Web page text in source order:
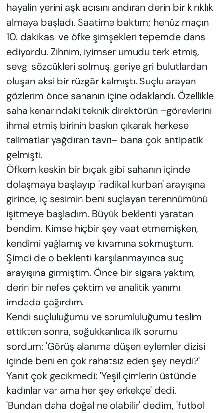
hayalin yerini aşk acısını andıran derin bir kırıklık
almaya başladı. Saatime baktım; henüz maçın
10. dakikası ve öfke şimşekleri tepemde dans
ediyordu. Zihnim, iyimser umudu terk etmiş,
sevgi sözcükleri solmuş, geriye gri bulutlardan
oluşan aksi bir rüzgâr kalmıştı. Suçlu arayan
gözlerim önce sahanın içine odaklandı. Özellikle
saha kenarındaki teknik direktörün –görevlerini
ihmal etmiş birinin baskın çıkarak herkese
talimatlar yağdıran tavrı– bana çok antipatik
gelmişti.
Öfkem keskin bir bıçak gibi sahanın içinde
dolaşmaya başlayıp 'radikal kurban' arayışına
girince, iç sesimin beni suçlayan terennümünü
işitmeye başladım. Büyük beklenti yaratan
bendim. Kimse hiçbir şey vaat etmemişken,
kendimi yağlamış ve kıvamına sokmuştum.
Şimdi de o beklenti karşılanmayınca suç
arayışına girmiştim. Önce bir sigara yaktım,
derin bir nefes çektim ve analitik yanımı
imdada çağırdım.
Kendi suçluluğumu ve sorumluluğumu teslim
ettikten sonra, soğukkanlıca ilk sorumu
sordum: 'Görüş alanıma düşen eylemler dizisi
içinde beni en çok rahatsız eden şey neydi?'
Yanıt çok gecikmedi: 'Yeşil çimlerin üstünde
kadınlar var ama her şey erkekçe' dedi.
'Bundan daha doğal ne olabilir' dedim, 'futbol